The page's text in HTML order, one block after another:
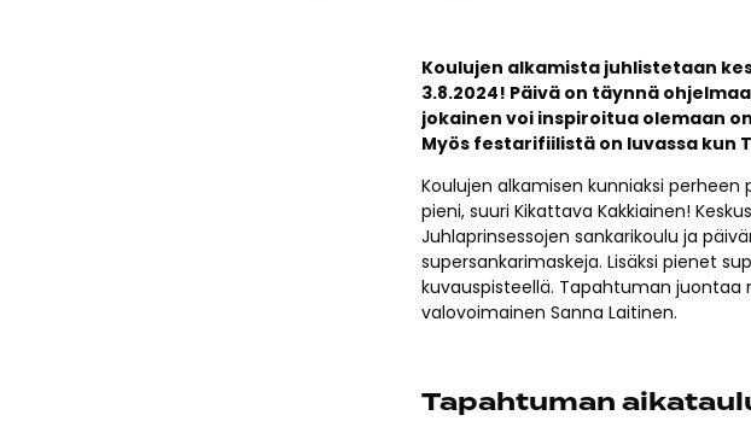
Koulujen alkamista juhlistetaan
3.8.2024! Päivä on täynnä
jokainen voi inspiroitua olemaan
Myös festarifiilistä on luvassa kun
Koulujen alkamisen kunniaksi
pieni, suuri Kikattava Kakkiainen!
Juhlaprinsessojen sankarikoulu ja
supersankarimaskeja. Lisäksi pienet
kuvauspisteellä. Tapahtuman
valovoimainen Sanna Laitinen.
Tapahtuman